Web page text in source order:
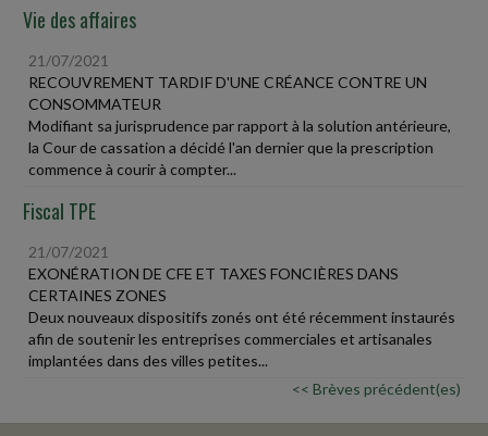
Vie des affaires
21/07/2021
RECOUVREMENT TARDIF D'UNE CRÉANCE CONTRE UN
CONSOMMATEUR
Modifiant sa jurisprudence par rapport à la solution antérieure,
la Cour de cassation a décidé l'an dernier que la prescription
commence à courir à compter...
Fiscal TPE
21/07/2021
EXONÉRATION DE CFE ET TAXES FONCIÈRES DANS
CERTAINES ZONES
Deux nouveaux dispositifs zonés ont été récemment instaurés
afin de soutenir les entreprises commerciales et artisanales
implantées dans des villes petites...
<< Brèves précédent(es)